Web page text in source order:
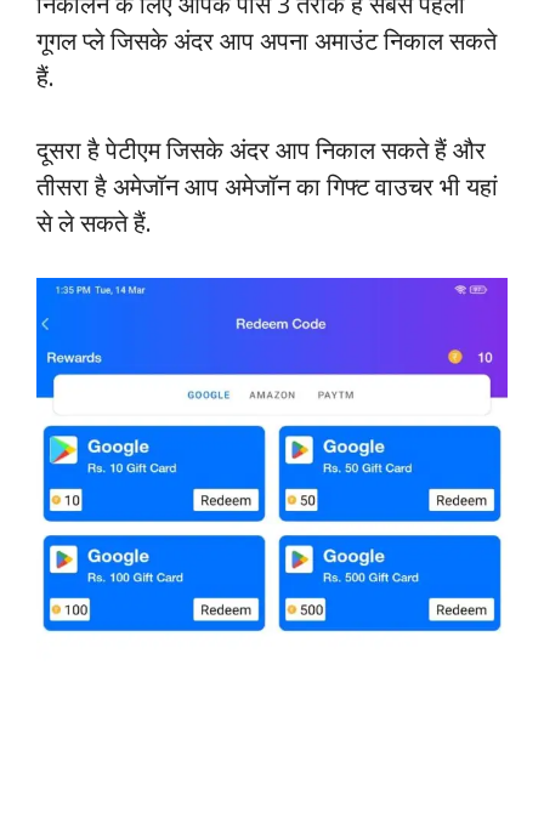
गूगल प्ले जिसके अंदर आप अपना अमाउंट निकाल सकते
हैं.
दूसरा है पेटीएम जिसके अंदर आप निकाल सकते हैं और
तीसरा है अमेजॉन आप अमेजॉन का गिफ्ट वाउचर भी यहां
से ले सकते हैं.